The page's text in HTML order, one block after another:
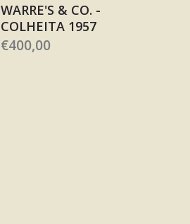
WARRE'S & CO. -
COLHEITA 1957
€400,00